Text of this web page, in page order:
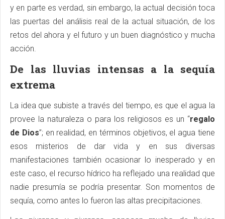
y en parte es verdad, sin embargo, la actual decisión toca
las puertas del análisis real de la actual situación, de los
retos del ahora y el futuro y un buen diagnóstico y mucha
acción.
De las lluvias intensas a la sequía
extrema
La idea que subiste a través del tiempo, es que el agua la
provee la naturaleza o para los religiosos es un “regalo
de Dios”; en realidad, en términos objetivos, el agua tiene
esos misterios de dar vida y en sus diversas
manifestaciones también ocasionar lo inesperado y en
este caso, el recurso hídrico ha reflejado una realidad que
nadie presumía se podría presentar. Son momentos de
sequía, como antes lo fueron las altas precipitaciones.